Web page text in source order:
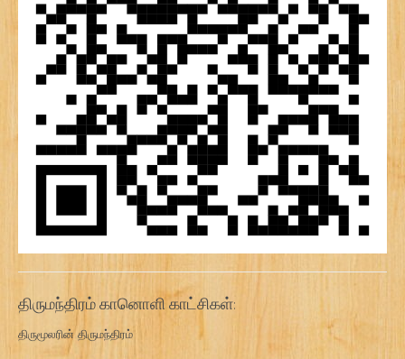
திருமந்திரம் கானொளி காட்சிகள்:
திருமூலரின் திருமந்திரம்